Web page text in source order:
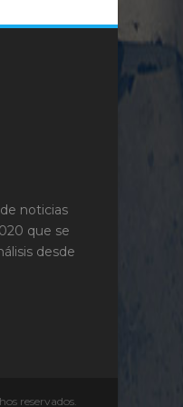
noticias
que se
desde
reservados.